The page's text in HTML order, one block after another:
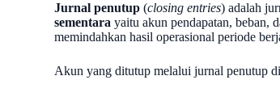
Jurnal penutup (closing entries) adalah
sementara yaitu akun pendapatan, beban,
memindahkan hasil operasional periode
Akun yang ditutup melalui jurnal penutup